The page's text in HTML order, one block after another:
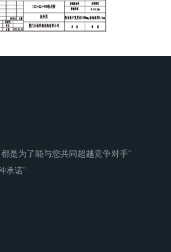
是为了能与您共同超越竞争对手”
承诺”